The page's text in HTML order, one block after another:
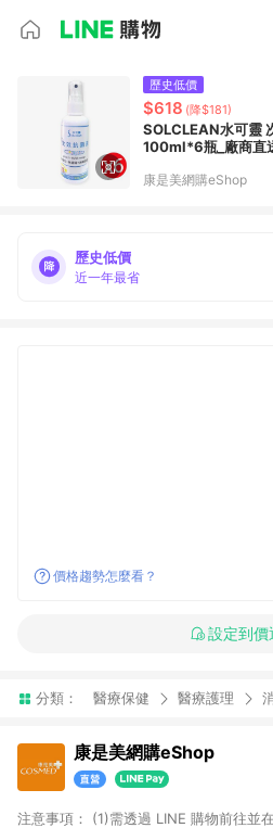
歷史低價
$618 (降$181)
SOLCLEAN水可靈
100ml*6瓶_廠商直
康是美網購eShop
歷史低價
近一年最省
價格趨勢怎麼看？
設定到價
分類： 醫療保健 醫療護理
康是美網購eShop
注意事項：​ (1)需透過 LINE 購物前往並